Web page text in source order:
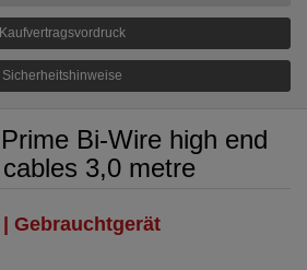
Kaufvertragsvordruck
Sicherheitshinweise
Bi-Wire high end
3,0 metre
| Gebrauchtgerät